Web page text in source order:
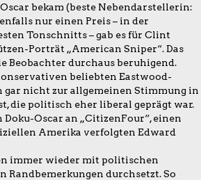
bekam (beste Nebendarstellerin:
nur einen Preis – in der
Tonschnitts – gab es für Clint
Porträt „American Sniper“. Das
Beobachter durchaus beruhigend.
beliebten Eastwood-
gar nicht zur allgemeinen Stimmung in
die politisch eher liberal geprägt war.
Doku-Oscar an „CitizenFour“, einen
Amerika verfolgten Edward
immer wieder mit politischen
Randbemerkungen durchsetzt. So